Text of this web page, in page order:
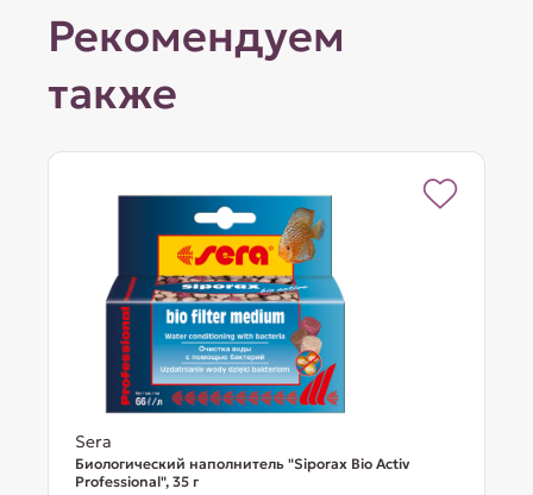
Рекомендуем
также
Sera
Биологический наполнитель "Siporax Bio Activ
Professional", 35 г